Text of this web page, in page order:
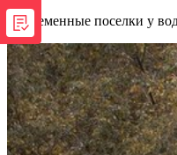
Современные поселки у